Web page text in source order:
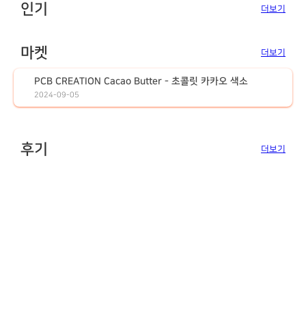
인기 더보기
마켓 더보기
PCB CREATION Cacao Butter - 초콜릿 카카오 색소
2024-09-05
후기 더보기